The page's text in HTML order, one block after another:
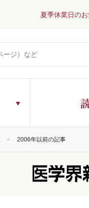
夏季休業日の
2006年以前の記事